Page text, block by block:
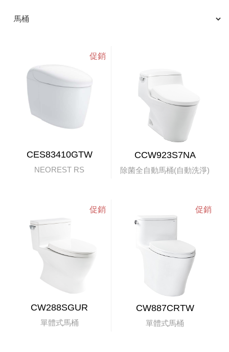
CES83410GTW
NEOREST RS
CCW923S7NA
除菌全自動馬桶(自動洗淨)
CW288SGUR
單體式馬桶
CW887CRTW
單體式馬桶